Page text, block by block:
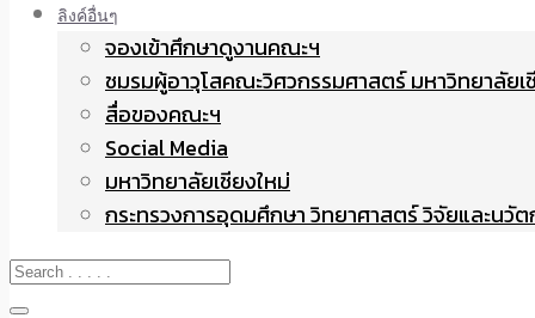
ลิงค์อื่นๆ
จองเข้าศึกษาดูงานคณะฯ
ชมรมผู้อาวุโสคณะวิศวกรรมศาสตร์ มหาวิทยาลัยเ
สื่อของคณะฯ
Social Media
มหาวิทยาลัยเชียงใหม่
กระทรวงการอุดมศึกษา วิทยาศาสตร์ วิจัยและนวั